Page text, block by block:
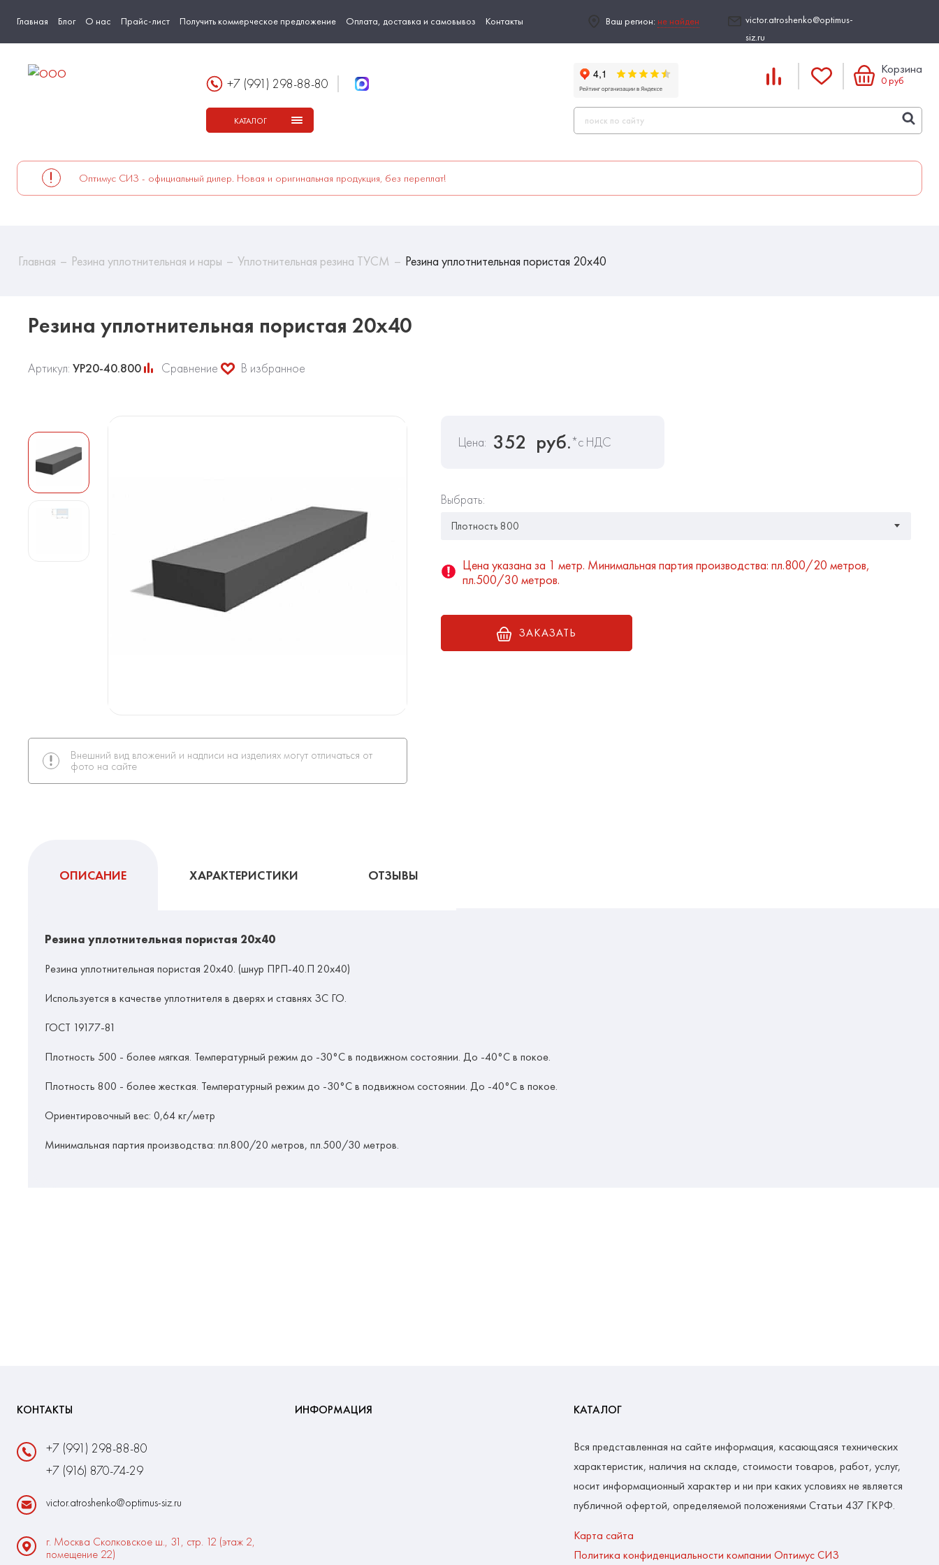
Главная Блог О нас Прайс-лист Получить коммерческое предложение Оплата, доставка и самовывоз Контакты Ваш регион: не найден
victor.atroshenko@optimus-
siz.ru
+7 (991) 298-88-80
КАТАЛОГ
Корзина
0руб
Оптимус СИЗ - официальный дилер. Новая и оригинальная продукция, без переплат!
Главная Резина уплотнительная и нары Уплотнительная резина ТУСМ Резина уплотнительная пористая 20х40
Резина уплотнительная пористая 20х40
Артикул: УР20-40.800 Сравнение В избранное
Внешний вид вложений и надписи на изделиях могут отличаться от
фото на сайте
Цена: 352 руб.*с НДС
Выбрать:
Цена указана за 1 метр. Минимальная партия производства: пл.800/20 метров,
пл.500/30 метров.
ЗАКАЗАТЬ
ОПИСАНИЕ ХАРАКТЕРИСТИКИ ОТЗЫВЫ
Резина уплотнительная пористая 20х40
Резина уплотнительная пористая 20х40. (шнур ПРП-40.П 20х40)
Используется в качестве уплотнителя в дверях и ставнях ЗС ГО.
ГОСТ 19177-81
Плотность 500 - более мягкая. Температурный режим до -30°C в подвижном состоянии. До -40°C в покое.
Плотность 800 - более жесткая. Температурный режим до -30°C в подвижном состоянии. До -40°C в покое.
Ориентировочный вес: 0,64 кг/метр
Минимальная партия производства: пл.800/20 метров, пл.500/30 метров.
КОНТАКТЫ
+7 (991) 298-88-80
+7 (916) 870-74-29
victor.atroshenko@optimus-siz.ru
г. Москва Сколковское ш., 31, стр. 12 (этаж 2,
помещение 22)
ИНФОРМАЦИЯ КАТАЛОГ
Вся представленная на сайте информация, касающаяся технических
характеристик, наличия на складе, стоимости товаров, работ, услуг,
носит информационный характер и ни при каких условиях не является
публичной офертой, определяемой положениями Статьи 437 ГКРФ.
Карта сайта
Политика конфиденциальности компании Оптимус СИЗ